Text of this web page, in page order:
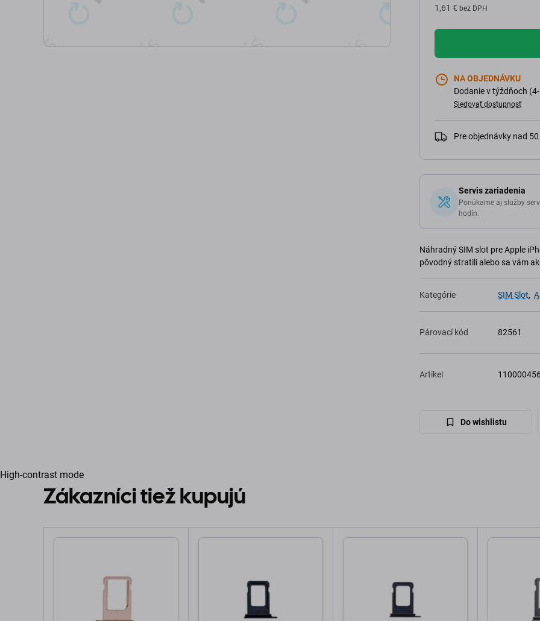
1,61 € bez DPH
NA OBJEDNÁVKU
Dodanie v týždňoch
Sledovať dostupnosť
Pre objednávky nad
Servis zariadenia
Ponúkame aj služby
hodín.
Náhradný SIM slot pre Apple
pôvodný stratili alebo sa vám
Kategórie SIM Slot,
Párovací kód 82561
Artikel
Do wishlistu
High-contrast mode
Zákazníci tiež kupujú